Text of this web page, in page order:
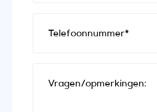
Telefoonnummer*
Vragen/opmerkingen: